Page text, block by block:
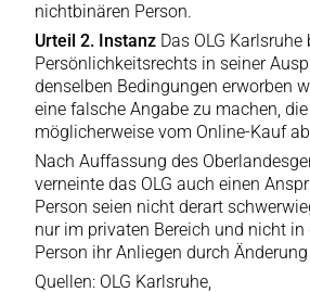
nichtbinären Person.
Urteil 2. Instanz Das OLG
Persönlichkeitsrechts in seiner
denselben Bedingungen erworben
eine falsche Angabe zu machen,
möglicherweise vom Online-Kauf
Nach Auffassung des
verneinte das OLG auch einen
Person seien nicht derart
nur im privaten Bereich und nicht
Person ihr Anliegen durch
Quellen: OLG Karlsruhe,